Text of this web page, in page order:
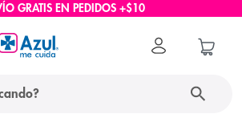
GRATIS EN PEDIDOS +$10